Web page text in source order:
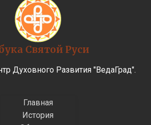
Святой Руси
Духовного Развития "ВедаГрад".
Главная
История